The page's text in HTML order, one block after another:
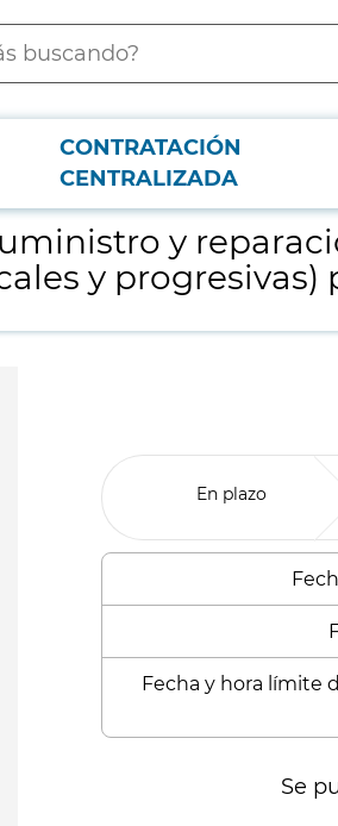
CONTRATACIÓN
CENTRALIZADA
de gafas de protección graduadas
y
y
En plazo
Fecha y hora límite
Se